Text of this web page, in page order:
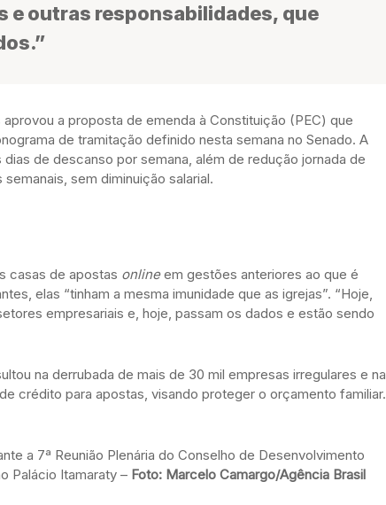
e outras responsabilidades, que
a proposta de emenda à Constituição (PEC) que
de tramitação definido nesta semana no Senado. A
de descanso por semana, além de redução jornada de
sem diminuição salarial.
casas de apostas onlineem gestões anteriores ao que é
elas “tinham a mesma imunidade que as igrejas”. “Hoje,
empresariais e, hoje, passam os dados e estão sendo
na derrubada de mais de 30 mil empresas irregulares e na
crédito para apostas, visando proteger o orçamento familiar.
a 7ª Reunião Plenária do Conselho de Desenvolvimento
Palácio Itamaraty – Foto: Marcelo Camargo/Agência Brasil